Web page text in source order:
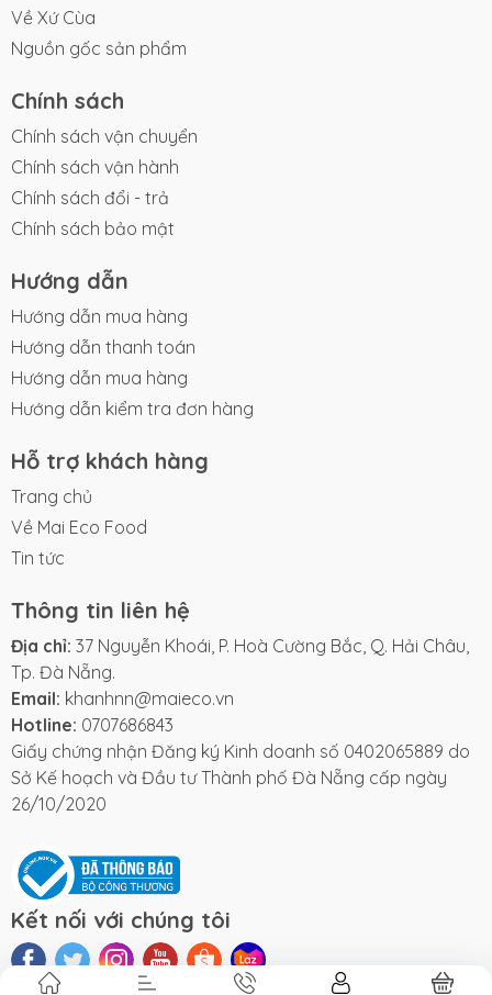
Về Xứ Cùa
Nguồn gốc sản phẩm
Chính sách
Chính sách vận chuyển
Chính sách vận hành
Chính sách đổi - trả
Chính sách bảo mật
Hướng dẫn
Hướng dẫn mua hàng
Hướng dẫn thanh toán
Hướng dẫn mua hàng
Hướng dẫn kiểm tra đơn hàng
Hỗ trợ khách hàng
Trang chủ
Về Mai Eco Food
Tin tức
Thông tin liên hệ
Địa chỉ: 37 Nguyễn Khoái, P. Hoà Cường Bắc, Q. Hải Châu,
Tp. Đà Nẵng.
Email: khanhnn@maieco.vn
Hotline: 0707686843
Giấy chứng nhận Đăng ký Kinh doanh số 0402065889 do
Sở Kế hoạch và Đầu tư Thành phố Đà Nẵng cấp ngày
26/10/2020
Kết nối với chúng tôi